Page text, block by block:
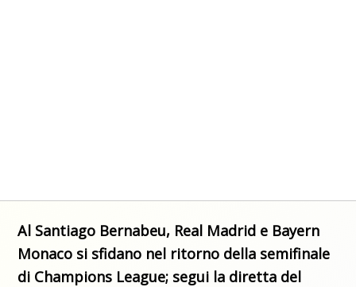
Al Santiago Bernabeu, Real Madrid e Bayern
Monaco si sfidano nel ritorno della semifinale
di Champions League; segui la diretta del